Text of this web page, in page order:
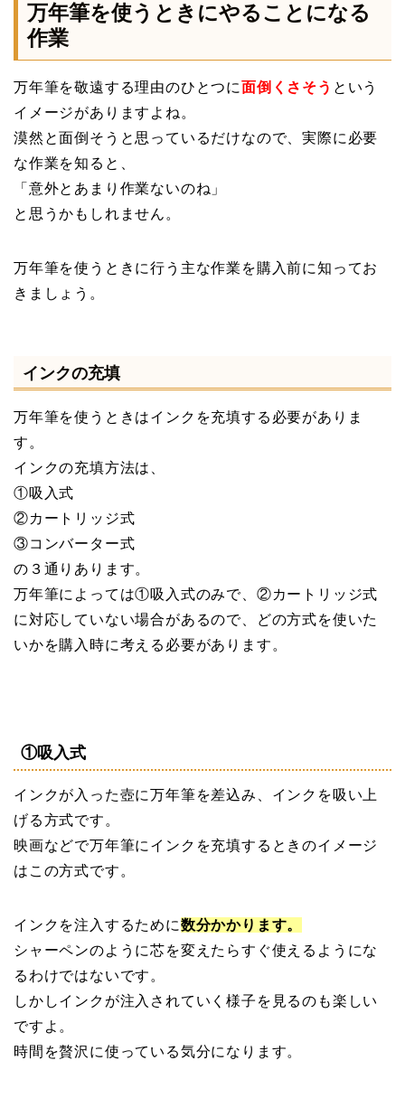
万年筆を使うときにやることになる
作業
万年筆を敬遠する理由のひとつに面倒くさそう という
イメージがありますよね。
漠然と面倒そうと思っているだけなので、実際に必要
な作業を知ると、
「意外とあまり作業ないのね」
と思うかもしれません。
万年筆を使うときに行う主な作業を購入前に知ってお
きましょう。
インクの充填
万年筆を使うときはインクを充填する必要がありま
す。
インクの充填方法は、
①吸入式
②カートリッジ式
③コンバーター式
の３通りあります。
万年筆によっては①吸入式のみで、②カートリッジ式
に対応していない場合があるので、どの方式を使いた
いかを購入時に考える必要があります。
①吸入式
インクが入った壺に万年筆を差込み、インクを吸い上
げる方式です。
映画などで万年筆にインクを充填するときのイメージ
はこの方式です。
インクを注入するために数分かかります。
シャーペンのように芯を変えたらすぐ使えるようにな
るわけではないです。
しかしインクが注入されていく様子を見るのも楽しい
ですよ。
時間を贅沢に使っている気分になります。